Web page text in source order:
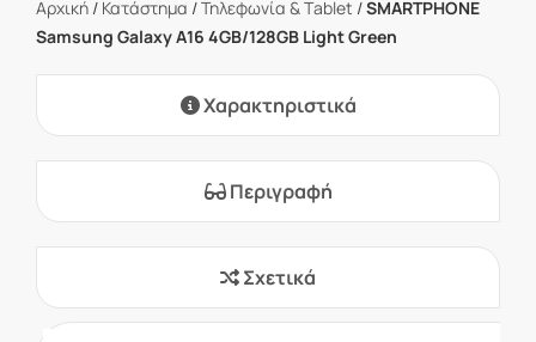
Αρχική / Κατάστημα /Τηλεφωνία & Τablet /SMARTPHONE
Samsung Galaxy A16 4GB/128GB Light Green
Χαρακτηριστικά
Περιγραφή
Σχετικά